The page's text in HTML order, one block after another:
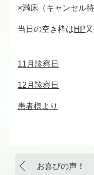
×満床（キャンセル待
当日の空き枠はHP
11月診察日
12月診察日
患者様より
お喜びの声！